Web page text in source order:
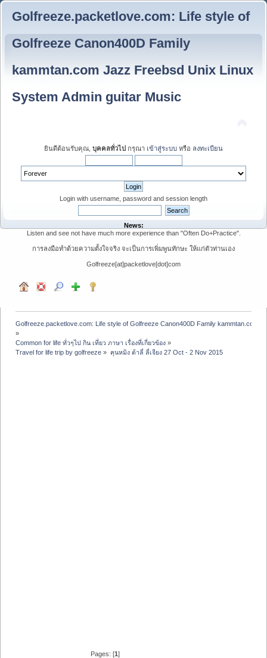
Golfreeze.packetlove.com: Life style of
Golfreeze Canon400D Family
kammtan.com Jazz Freebsd Unix Linux
System Admin guitar Music
ยินดีต้อนรับคุณ, บุคคลทั่วไป กรุณา เข้าสู่ระบบ หรือ ลงทะเบียน
Login with username, password and session length
News:
Listen and see not have much more experience than "Often Do+Practice".
การลงมือทำด้วยความตั้งใจจริง จะเป็นการเพิ่มพูนทักษะ ให้แก่ตัวท่านเอง
Golfreeze[at]packetlove[dot]com
Golfreeze.packetlove.com: Life style of Golfreeze Canon400D Family kammtan.com
»
Common for life ทั่วๆไป กิน เที่ยว ภาษา เรื่องที่เกี่ยวข้อง »
Travel for life trip by golfreeze » คุนหมิง ต้าลี่ ลี่เจียง 27 Oct - 2 Nov 2015
Pages: [1]